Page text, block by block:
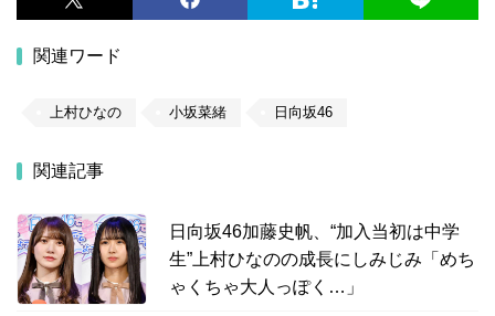
関連ワード
上村ひなの 小坂菜緒 日向坂46
関連記事
日向坂46加藤史帆、“加入当初は中学
生”上村ひなのの成長にしみじみ「めち
ゃくちゃ大人っぽく…」